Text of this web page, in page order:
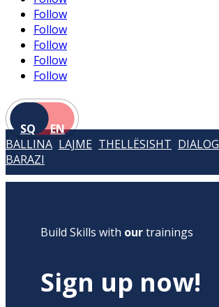
Follow
Follow
Follow
Follow
Follow
SQ EN
BALLINA LAJME THELLËSISHT DIALOG
BARAZI
Build Skills with ourtrainings
Sign up now!